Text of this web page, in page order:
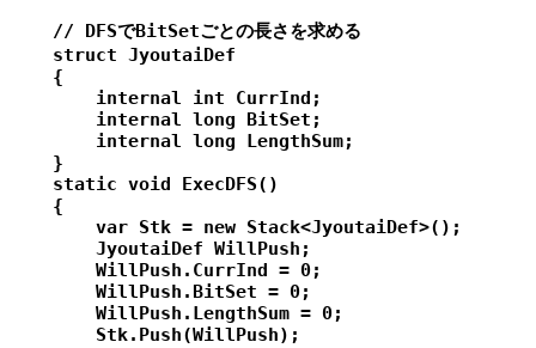
    // DFSでBitSetごとの長さを求める
    struct JyoutaiDef
    {
        internal int CurrInd;
        internal long BitSet;
        internal long LengthSum;
    }
    static void ExecDFS()
    {
        var Stk = new Stack<JyoutaiDef>();
        JyoutaiDef WillPush;
        WillPush.CurrInd = 0;
        WillPush.BitSet = 0;
        WillPush.LengthSum = 0;
        Stk.Push(WillPush);